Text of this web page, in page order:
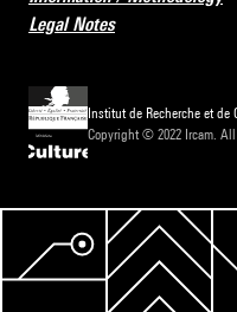
Legal Notes
Institut de Recherche et
Copyright © 2022 Ircam.